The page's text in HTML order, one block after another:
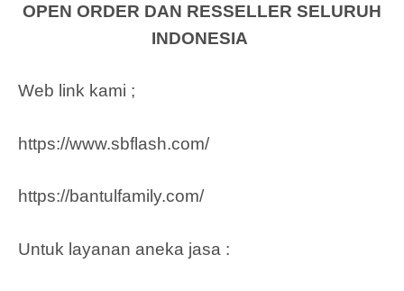
OPEN ORDER DAN RESSELLER SELURUH
INDONESIA
Web link kami ;
https://www.sbflash.com/
https://bantulfamily.com/
Untuk layanan aneka jasa :